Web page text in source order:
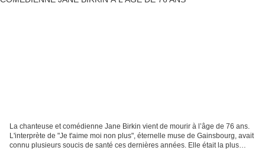
La chanteuse et comédienne Jane Birkin vient de mourir à l’âge de 76 ans.
L'interprète de "Je t'aime moi non plus", éternelle muse de Gainsbourg, avait
connu plusieurs soucis de santé ces dernières années. Elle était la plus